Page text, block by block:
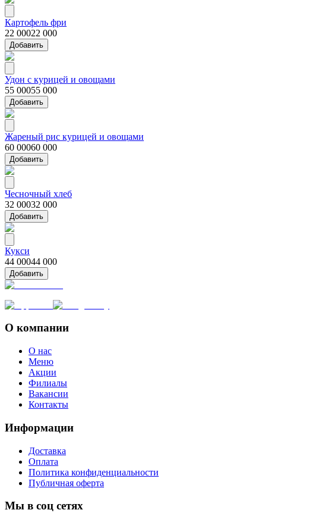
Картофель фри
22 00022 000
Добавить
Удон с курицей и овощами
55 00055 000
Добавить
Жареный рис курицей и овощами
60 00060 000
Добавить
Чесночный хлеб
32 00032 000
Добавить
Кукси
44 00044 000
Добавить
О компании
О нас
Меню
Акции
Филиалы
Вакансии
Контакты
Информации
Доставка
Оплата
Политика конфиденциальности
Публичная оферта
Мы в соц сетях